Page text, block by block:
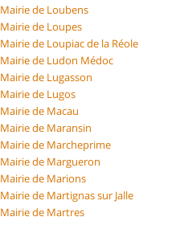
Mairie de Loubens
Mairie de Loupes
Mairie de Loupiac de la Réole
Mairie de Ludon Médoc
Mairie de Lugasson
Mairie de Lugos
Mairie de Macau
Mairie de Maransin
Mairie de Marcheprime
Mairie de Margueron
Mairie de Marions
Mairie de Martignas sur Jalle
Mairie de Martres